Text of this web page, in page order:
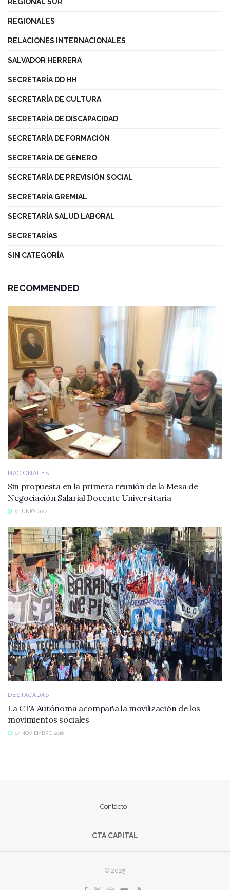
REGIONALES
RELACIONES INTERNACIONALES
SALVADOR HERRERA
SECRETARÍA DD HH
SECRETARÍA DE CULTURA
SECRETARÍA DE DISCAPACIDAD
SECRETARÍA DE FORMACIÓN
SECRETARÍA DE GÉNERO
SECRETARÍA DE PREVISIÓN SOCIAL
SECRETARÍA GREMIAL
SECRETARÍA SALUD LABORAL
SECRETARÍAS
SIN CATEGORÍA
RECOMMENDED
NACIONALES
Sin propuesta en la primera reunión de la Mesa de
Negociación Salarial Docente Universitaria
5 JUNIO, 2014
DESTACADAS
La CTA Autónoma acompaña la movilización de los
movimientos sociales
17 NOVIEMBRE, 2016
Contacto
CTA CAPITAL
© 2025